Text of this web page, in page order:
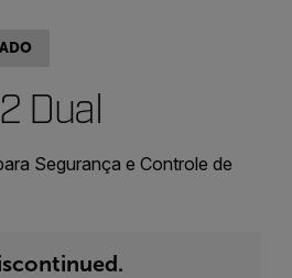
Dual
Segurança e Controle de